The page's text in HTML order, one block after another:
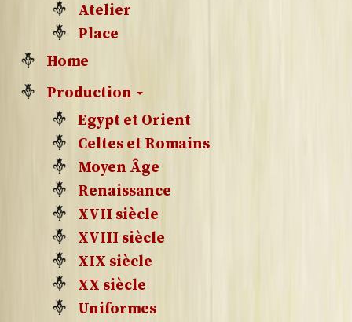
Atelier
Place
Home
Production
Egypt et Orient
Celtes et Romains
Moyen Âge
Renaissance
XVII siècle
XVIII siècle
XIX siècle
XX siècle
Uniformes